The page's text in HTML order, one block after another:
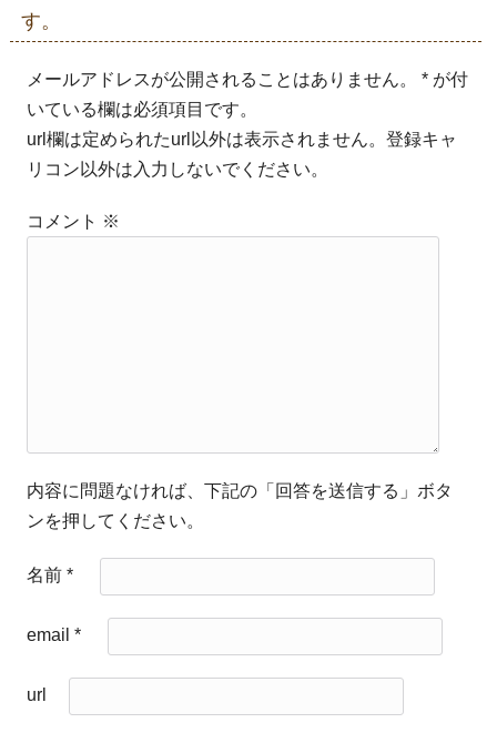
す。
メールアドレスが公開されることはありません。 * が付
いている欄は必須項目です。
url欄は定められたurl以外は表示されません。登録キャ
リコン以外は入力しないでください。
コメント ※
内容に問題なければ、下記の「回答を送信する」ボタ
ンを押してください。
名前*
email*
url